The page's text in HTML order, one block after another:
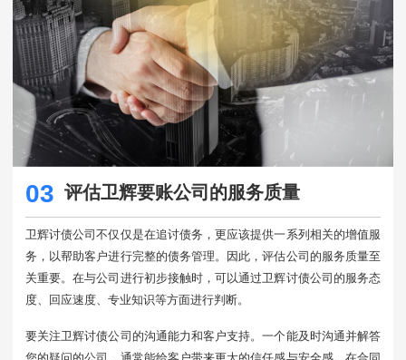
03 评估卫辉要账公司的服务质量
卫辉讨债公司不仅仅是在追讨债务，更应该提供一系列相关的增值服
务，以帮助客户进行完整的债务管理。因此，评估公司的服务质量至
关重要。在与公司进行初步接触时，可以通过卫辉讨债公司的服务态
度、回应速度、专业知识等方面进行判断。
要关注卫辉讨债公司的沟通能力和客户支持。一个能及时沟通并解答